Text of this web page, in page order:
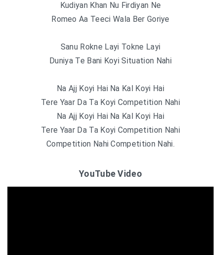
Kudiyan Khan Nu Firdiyan Ne
Romeo Aa Teeci Wala Ber Goriye
Sanu Rokne Layi Tokne Layi
Duniya Te Bani Koyi Situation Nahi
Na Ajj Koyi Hai Na Kal Koyi Hai
Tere Yaar Da Ta Koyi Competition Nahi
Na Ajj Koyi Hai Na Kal Koyi Hai
Tere Yaar Da Ta Koyi Competition Nahi
Competition Nahi Competition Nahi.
YouTube Video